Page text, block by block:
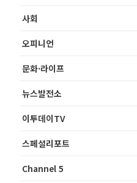
사회
오피니언
문화·라이프
뉴스발전소
이투데이TV
스페셜리포트
Channel 5